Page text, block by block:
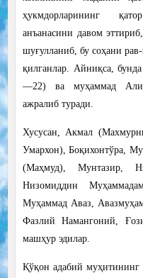
ҳукмдорларининг
анъанасини давом
шуғулланиб, бу соҳани
қилганлар. Айниқса,
—22) ва муҳаммад
ажралиб туради.
Хусусан, Акмал
Умархон), Боқихонтўра,
(Маҳмуд), Мунтазир,
Низомиддин
Муҳаммад Аваз,
Фазлий Намангоний,
машҳур эдилар.
Қўқон адабий муҳитининг